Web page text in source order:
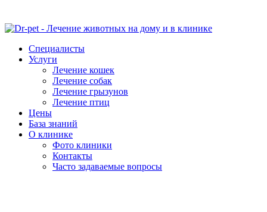
Специалисты
Услуги
Лечение кошек
Лечение собак
Лечение грызунов
Лечение птиц
Цены
База знаний
О клинике
Фото клиники
Контакты
Часто задаваемые вопросы